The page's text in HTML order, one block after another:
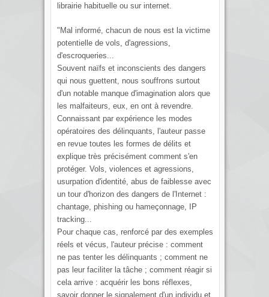
librairie habituelle ou sur internet.
"Mal informé, chacun de nous est la victime
potentielle de vols, d'agressions,
d'escroqueries...
Souvent naïfs et inconscients des dangers
qui nous guettent, nous souffrons surtout
d'un notable manque d'imagination alors que
les malfaiteurs, eux, en ont à revendre.
Connaissant par expérience les modes
opératoires des délinquants, l'auteur passe
en revue toutes les formes de délits et
explique très précisément comment s'en
protéger. Vols, violences et agressions,
usurpation d'identité, abus de faiblesse avec
un tour d'horizon des dangers de l'Internet :
chantage, phishing ou hameçonnage, IP
tracking...
Pour chaque cas, renforcé par des exemples
réels et vécus, l'auteur précise : comment
ne pas tenter les délinquants ; comment ne
pas leur faciliter la tâche ; comment réagir si
cela arrive : acquérir les bons réflexes,
savoir donner le signalement d'un individu et